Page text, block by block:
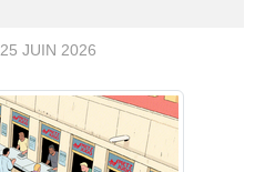
25 JUIN 2026